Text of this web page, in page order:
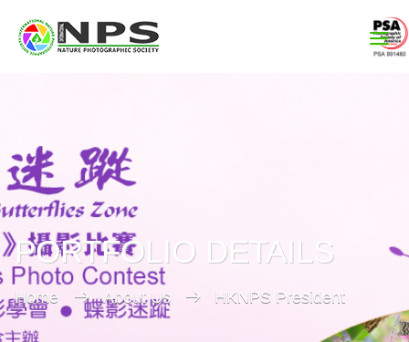
PORTFOLIO DETAILS
Home About Us HKNPS President